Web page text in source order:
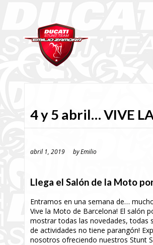
4 y 5 abril… VIVE
abril 1, 2019 byEmilio
Llega el Salón de la Moto
Entramos en una semana de…
Vive la Moto de Barcelona! El salón
mostrar todas las novedades, todas
de actividades no tiene parangón!
nosotros ofreciendo nuestros Stunt